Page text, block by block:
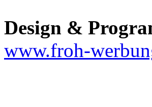
Design &
www.froh-